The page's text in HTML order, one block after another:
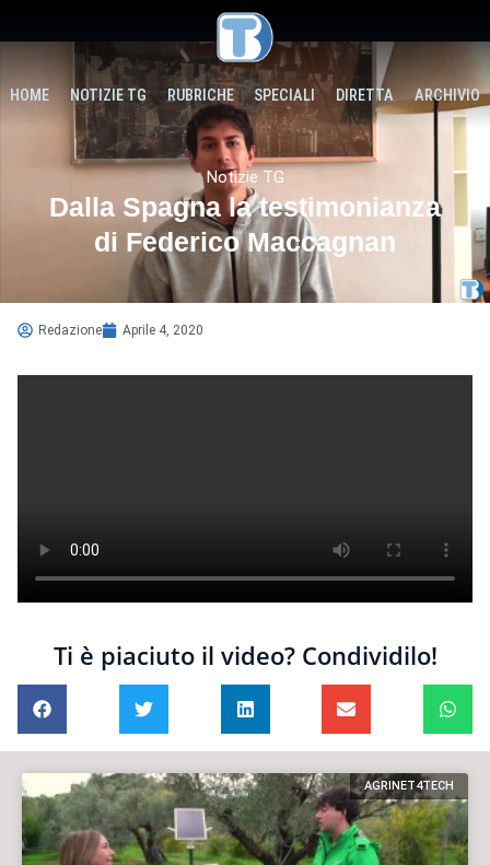
HOME NOTIZIE TG RUBRICHE SPECIALI DIRETTA ARCHIVIO
Notizie TG
Dalla Spagna la testimonianza
di Federico Maccagnan
Redazione Aprile 4, 2020
Ti è piaciuto il video? Condividilo!
AGRINET4TECH